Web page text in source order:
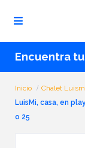
Encuentra
Inicio Chalet
LuisMi, casa, en
o 25